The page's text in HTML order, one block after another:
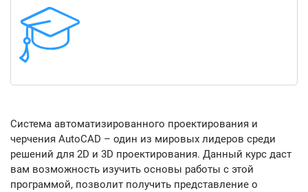
Система автоматизированного проектирования и
черчения AutoCAD – один из мировых лидеров среди
решений для 2D и 3D проектирования. Данный курс даст
вам возможность изучить основы работы с этой
программой, позволит получить представление о